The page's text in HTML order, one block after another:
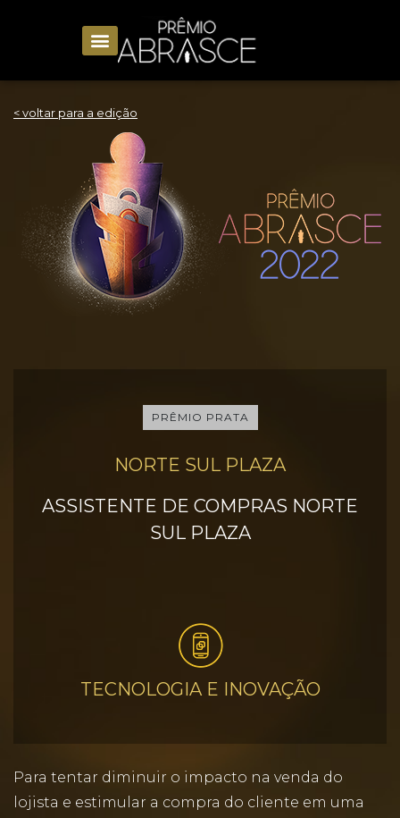
< voltar para a edição
PRÊMIO PRATA
NORTE SUL PLAZA
ASSISTENTE DE COMPRAS NORTE
SUL PLAZA
TECNOLOGIA E INOVAÇÃO
Para tentar diminuir o impacto na venda do
lojista e estimular a compra do cliente em uma